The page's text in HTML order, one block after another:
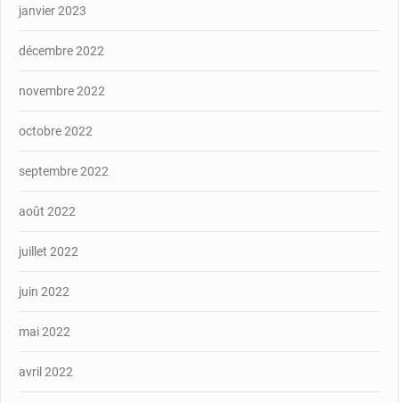
janvier 2023
décembre 2022
novembre 2022
octobre 2022
septembre 2022
août 2022
juillet 2022
juin 2022
mai 2022
avril 2022